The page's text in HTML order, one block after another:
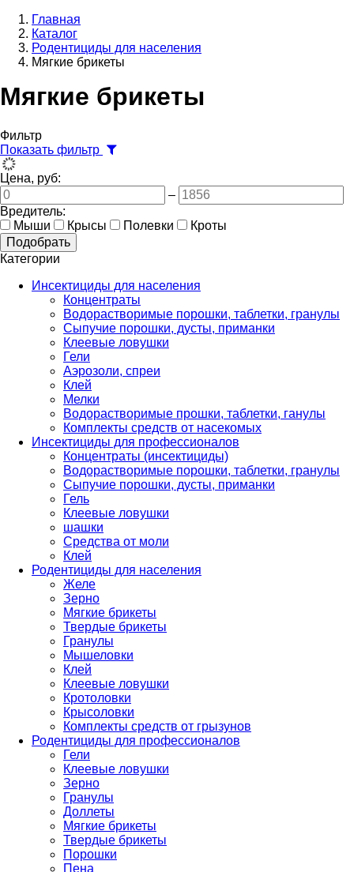
Главная
Каталог
Родентициды для населения
Мягкие брикеты
Мягкие брикеты
Фильтр
Показать фильтр
Цена, руб:
–
Вредитель:
Мыши
Крысы Полевки Кроты
Категории
Инсектициды для населения
Концентраты
Водорастворимые порошки, таблетки, гранулы
Сыпучие порошки, дусты, приманки
Клеевые ловушки
Гели
Аэрозоли, спреи
Клей
Мелки
Водорастворимые прошки, таблетки, ганулы
Комплекты средств от насекомых
Инсектициды для профессионалов
Концентраты (инсектициды)
Водорастворимые порошки, таблетки, гранулы
Сыпучие порошки, дусты, приманки
Гель
Клеевые ловушки
шашки
Средства от моли
Клей
Родентициды для населения
Желе
Зерно
Мягкие брикеты
Твердые брикеты
Гранулы
Мышеловки
Клей
Клеевые ловушки
Кротоловки
Крысоловки
Комплекты средств от грызунов
Родентициды для профессионалов
Гели
Клеевые ловушки
Зерно
Гранулы
Доллеты
Мягкие брикеты
Твердые брикеты
Порошки
Пена